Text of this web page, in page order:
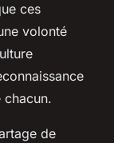
ces
volonté
de